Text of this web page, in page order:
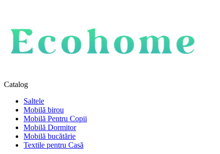
Catalog
Saltele
Mobilă birou
Mobilă Pentru Copii
Mobilă Dormitor
Mobilă bucătărie
Textile pentru Casă